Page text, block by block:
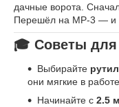
дачные ворота.
Перешёл на МР-3 — и
🎓 Советы
Выбирайте
они мягкие в работе
Начинайте с 2.5